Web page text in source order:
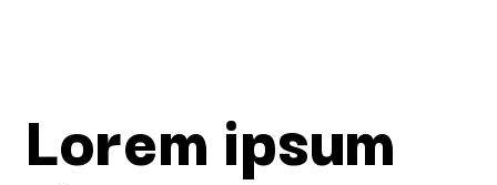
Lorem ipsum